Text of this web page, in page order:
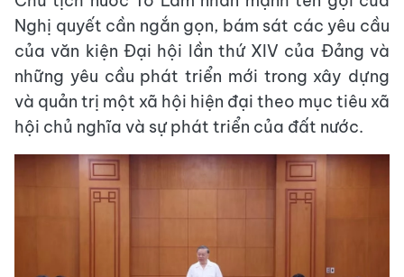
Nghị quyết cần ngắn gọn, bám sát các yêu cầu
của văn kiện Đại hội lần thứ XIV của Đảng và
những yêu cầu phát triển mới trong xây dựng
và quản trị một xã hội hiện đại theo mục tiêu xã
hội chủ nghĩa và sự phát triển của đất nước.